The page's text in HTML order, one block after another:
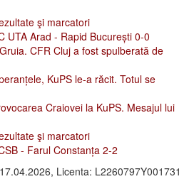
şi marcatori
UTA Arad - Rapid București 0-0
CFR Cluj a fost spulberată de
KuPS le-a răcit. Totul se
Craiovei la KuPS. Mesajul lui
şi marcatori
- Farul Constanța 2-2
Licenta: L2260797Y001731